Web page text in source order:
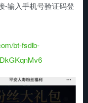
-输入手机号验证码登
bt-fsdlb-